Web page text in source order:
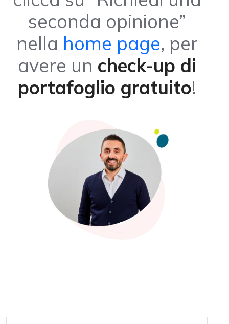
seconda opinione”
nella home page, per
avere un check-up di
portafoglio gratuito!